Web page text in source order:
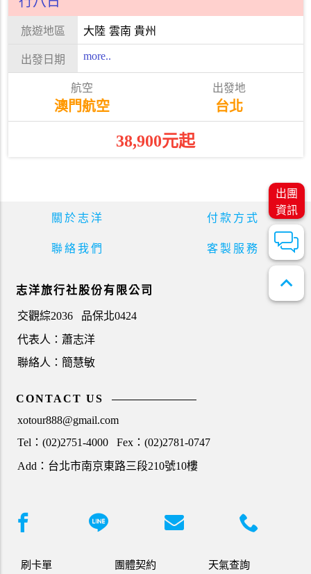
出團
資訊
expand_less
大陸 雲南 貴州
more..
澳門航空 台北
38,900元起
關於志洋 付款方式
聯絡我們 客製服務
志洋旅行社股份有限公司
交觀綜2036
品保北0424
代表人：蕭志洋
聯絡人：簡慧敏
CONTACT US
xotour888@gmail.com
Tel：(02)2751-4000
Fex：(02)2781-0747
Add：台北市南京東路三段210號10樓
刷卡單 團體契約 天氣查詢